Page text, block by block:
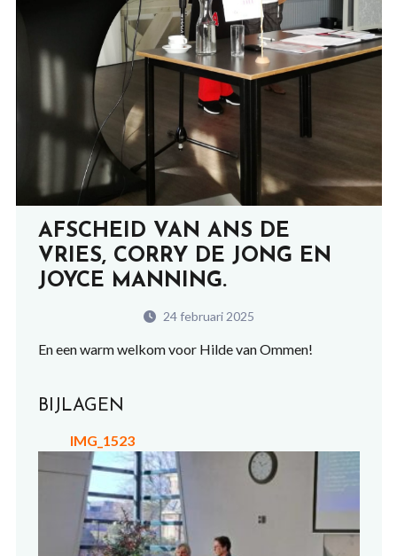
AFSCHEID VAN ANS DE
VRIES, CORRY DE JONG EN
JOYCE MANNING.
24 februari 2025
En een warm welkom voor Hilde van Ommen!
BIJLAGEN
IMG_1523